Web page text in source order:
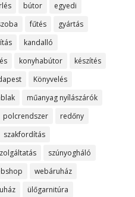
bútor
egyedi
fűtés
gyártás
kandalló
konyhabútor
készítés
Könyvelés
műanyag nyílászárók
polcrendszer
redőny
szakfordítás
szúnyogháló
webáruház
ülőgarnitúra